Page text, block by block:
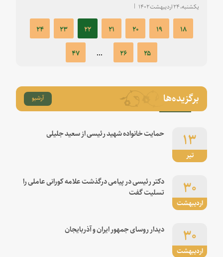
یکشنبه، ۲۴ اردیبهشت ۱۴۰۲
۱۸ ۱۹ ۲۰ ۲۱ ۲۲ ۲۳
۲۴
۲۵
۲۶ ... ۴۷
برگزیده‌ها آرشیو
تیر
۱۳ حمایت خانواده شهید رئیسی از سعید جلیلی
اردیبهشت
۳۰
دکتر رئیسی در پیامی درگذشت علامه کورانی عاملی را
تسلیت گفت
اردیبهشت
۳۰ دیدار روسای جمهور ایران و آذربایجان